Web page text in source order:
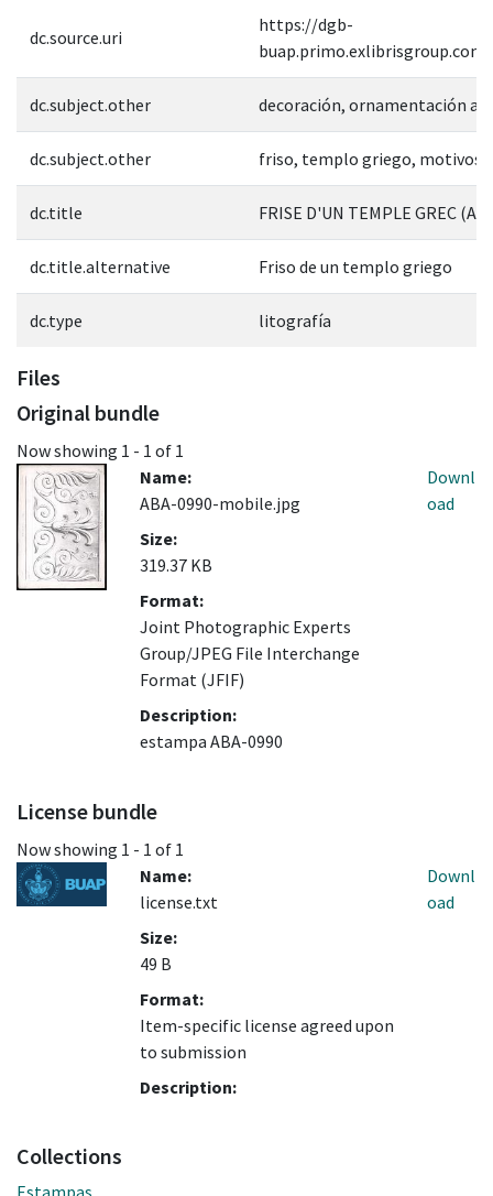
dc.source.uri
https://dgb-
dc.subject.other decoración, ornamentación
dc.subject.other friso, templo griego, motivos
dc.title FRISE D'UN TEMPLE GREC
dc.title.alternative Friso de un templo griego
dc.type litografía
Files
Original bundle
Now showing 1 - 1 of 1
Name:
ABA-0990-mobile.jpg
Size:
319.37 KB
Format:
Joint Photographic Experts
Group/JPEG File Interchange
Format (JFIF)
Description:
estampa ABA-0990
Downl
oad
License bundle
Now showing 1 - 1 of 1
Name:
license.txt
Size:
49 B
Format:
Item-specific license agreed upon
to submission
Description:
Downl
oad
Collections